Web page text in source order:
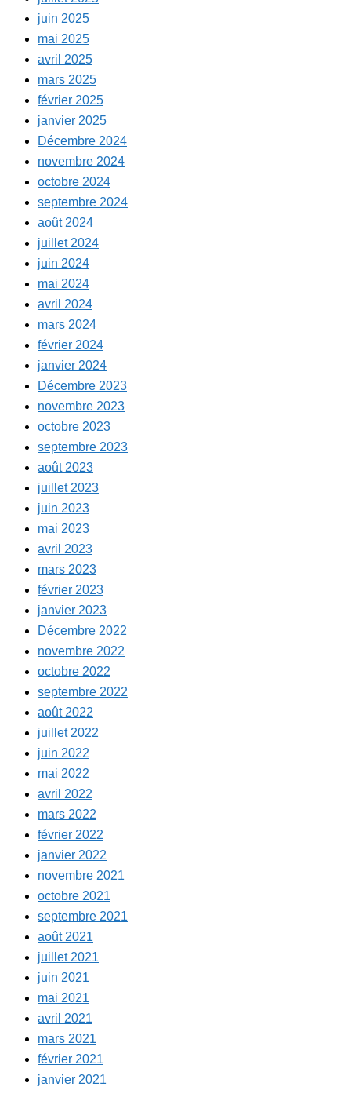
juin 2025
mai 2025
avril 2025
mars 2025
février 2025
janvier 2025
Décembre 2024
novembre 2024
octobre 2024
septembre 2024
août 2024
juillet 2024
juin 2024
mai 2024
avril 2024
mars 2024
février 2024
janvier 2024
Décembre 2023
novembre 2023
octobre 2023
septembre 2023
août 2023
juillet 2023
juin 2023
mai 2023
avril 2023
mars 2023
février 2023
janvier 2023
Décembre 2022
novembre 2022
octobre 2022
septembre 2022
août 2022
juillet 2022
juin 2022
mai 2022
avril 2022
mars 2022
février 2022
janvier 2022
novembre 2021
octobre 2021
septembre 2021
août 2021
juillet 2021
juin 2021
mai 2021
avril 2021
mars 2021
février 2021
janvier 2021